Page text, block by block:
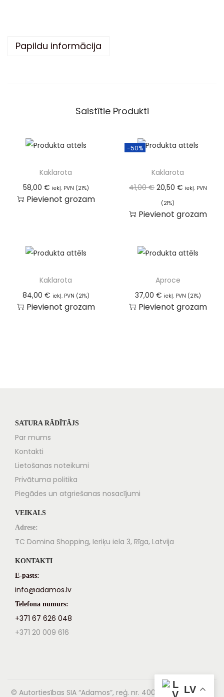
Papildu informācija
Saistītie Produkti
Kaklarota
58,00 € iekļ. PVN (21%)
Pievienot grozam
-50%
Kaklarota
41,00€ 20,50 € iekļ. PVN
(21%)
Pievienot grozam
Kaklarota
84,00 € iekļ. PVN (21%)
Pievienot grozam
Aproce
37,00 € iekļ. PVN (21%)
Pievienot grozam
SATURA RĀDĪTĀJS
Par mums
Kontakti
Lietošanas noteikumi
Privātuma politika
Piegādes un atgriešanas nosacījumi
VEIKALS
Adrese:
TC Domina Shopping, Ieriķu iela 3, Rīga, Latvija
KONTAKTI
E-pasts:
info@adamos.lv
Telefona numurs:
+371 67 626 048
+371 20 009 616
© Autortiesības SIA “Adamos”, reģ. nr. 40003837996, 2024,
LV